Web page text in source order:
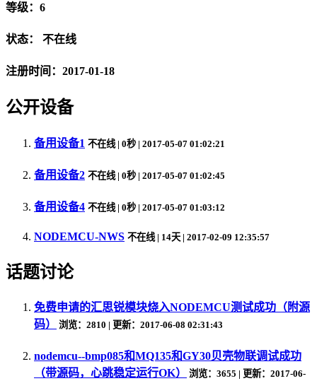
等级：6
状态： 不在线
注册时间：2017-01-18
公开设备
备用设备1 不在线 | 0秒 | 2017-05-07 01:02:21
备用设备2 不在线 | 0秒 | 2017-05-07 01:02:45
备用设备4 不在线| 0秒 | 2017-05-07 01:03:12
NODEMCU-NWS 不在线 | 14天 | 2017-02-09 12:35:57
话题讨论
免费申请的汇思锐模块烧入NODEMCU测试成功（附源
码）
浏览：2810 | 更新：2017-06-08 02:31:43
nodemcu--bmp085和MQ135和GY30贝壳物联调试成功
（带源码，心跳稳定运行OK）
浏览：3655 | 更新：2017-06-